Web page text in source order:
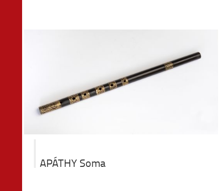
APÁTHY Soma